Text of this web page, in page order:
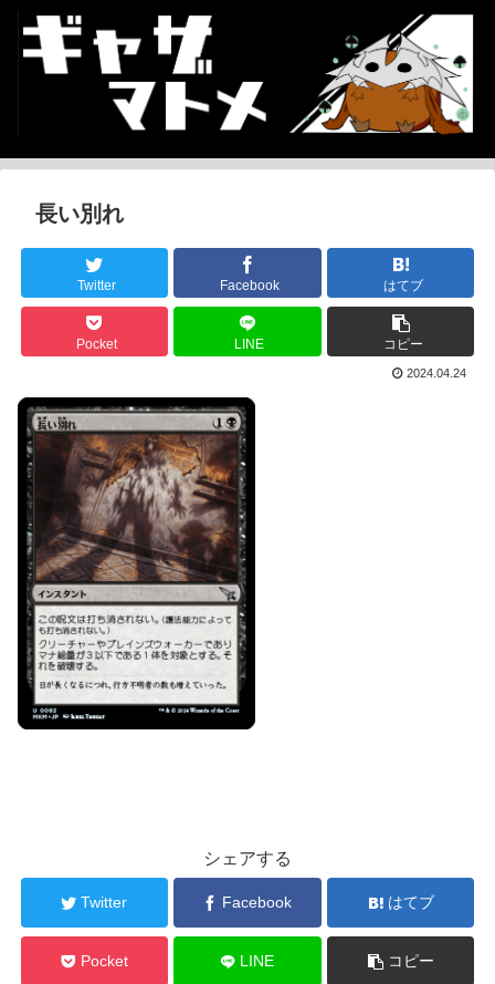
長い別れ
Twitter Facebook はてブ
Pocket LINE コピー
2024.04.24
シェアする
Twitter Facebook はてブ
Pocket LINE コピー